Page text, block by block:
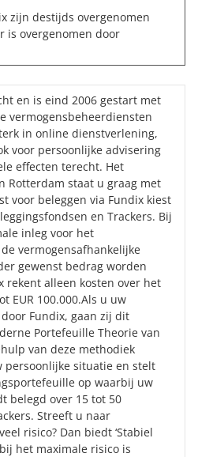
zijn destijds overgenomen
is overgenomen door
en is eind 2006 gestart met
vermogensbeheerdiensten
in online dienstverlening,
voor persoonlijke advisering
effecten terecht. Het
Rotterdam staat u graag met
voor beleggen via Fundix kiest
en Trackers. Bij
inleg voor het
vermogensafhankelijke
gewenst bedrag worden
rekent alleen kosten over het
EUR 100.000.Als u uw
Fundix, gaan zij dit
Portefeuille Theorie van
van deze methodiek
persoonlijke situatie en stelt
op waarbij uw
belegd over 15 tot 50
Streeft u naar
risico? Dan biedt ‘Stabiel
het maximale risico is